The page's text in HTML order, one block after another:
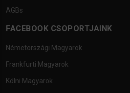
AGBs
FACEBOOK CSOPORTJAINK
Németországi Magyarok
Frankfurti Magyarok
Kölni Magyarok